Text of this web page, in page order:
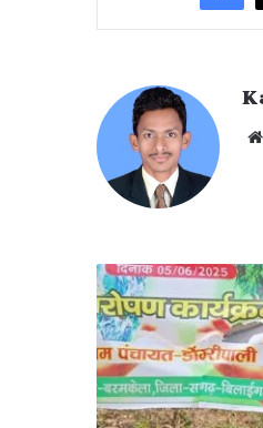
विश्व
पर्यावरण
दिवस
पर
'एक
पेड़
माँ